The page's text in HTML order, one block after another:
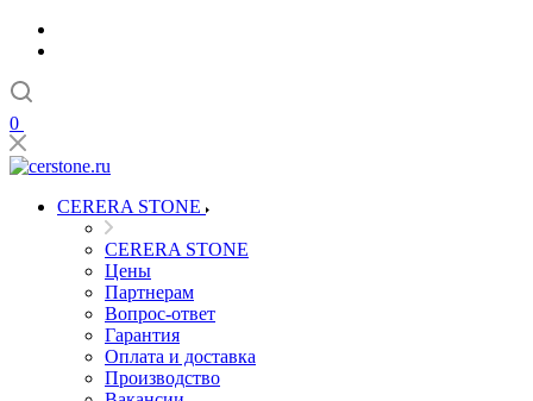
0
CERERA STONE
CERERA STONE
Цены
Партнерам
Вопрос-ответ
Гарантия
Оплата и доставка
Производство